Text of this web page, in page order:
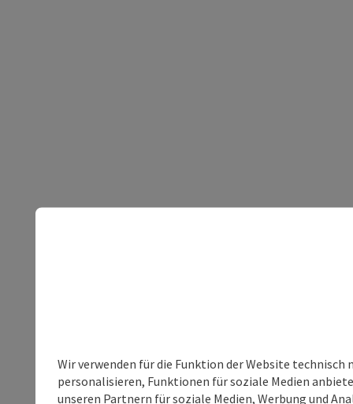
Wir verwenden für die Funktion der Website
personalisieren, Funktionen für soziale Medien
unseren Partnern für soziale Medien, Werbung und